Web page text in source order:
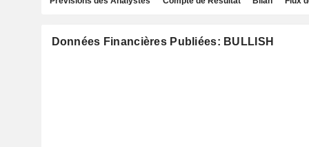
Données Financières Publiées: BULLISH